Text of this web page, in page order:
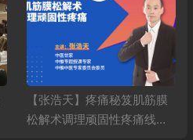
【张浩天】疼痛秘笈肌筋膜
松解术调理顽固性疼痛线上